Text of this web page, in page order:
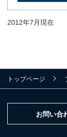
2012年7月現在
トップページ
お問い合